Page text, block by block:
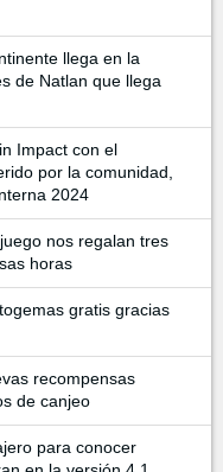
llega en la
de Natlan que llega
Impact con el
por la comunidad,
Linterna 2024
nos regalan tres
horas
gratis gracias
recompensas
de canjeo
para conocer